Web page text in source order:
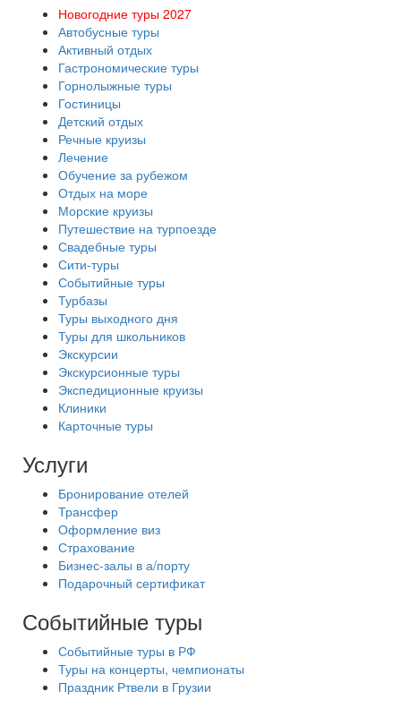
Новогодние туры 2027
Автобусные туры
Активный отдых
Гастрономические туры
Горнолыжные туры
Гостиницы
Детский отдых
Речные круизы
Лечение
Обучение за рубежом
Отдых на море
Морские круизы
Путешествие на турпоезде
Свадебные туры
Сити-туры
Событийные туры
Турбазы
Туры выходного дня
Туры для школьников
Экскурсии
Экскурсионные туры
Экспедиционные круизы
Клиники
Карточные туры
Услуги
Бронирование отелей
Трансфер
Оформление виз
Страхование
Бизнес-залы в а/порту
Подарочный сертификат
Событийные туры
Событийные туры в РФ
Туры на концерты, чемпионаты
Праздник Ртвели в Грузии